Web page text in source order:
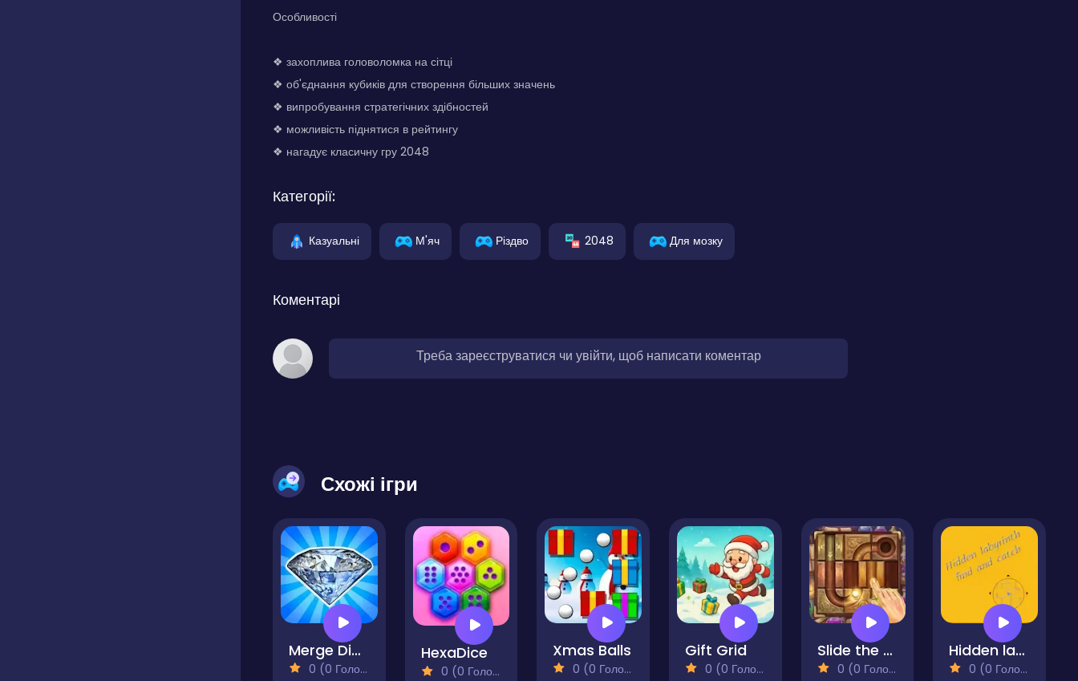
Особливості
❖ захоплива головоломка на сітці
❖ об'єднання кубиків для створення більших значень
❖ випробування стратегічних здібностей
❖ можливість піднятися в рейтингу
❖ нагадує класичну гру 2048
Категорії:
Казуальні М'яч Різдво 2048 Для мозку
Коментарі
Треба зареєструватися чи увійти, щоб написати коментар
Схожі ігри
Merge Diamonds Treasure!
0 (0 Голосів)
HexaDice
0 (0 Голосів)
Xmas Balls
0 (0 Голосів)
Gift Grid
0 (0 Голосів)
Slide the Ball
0 (0 Голосів)
Hidden labyrinth - find and catch
0 (0 Голосів)